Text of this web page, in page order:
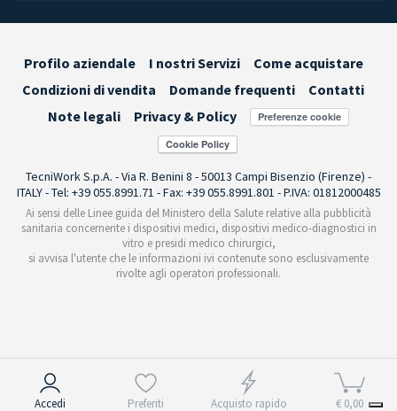
Accedi Preferiti Acquisto rapido € 0,00
Profilo aziendale I nostri Servizi
Come acquistare
Condizioni di vendita
Domande frequenti
Contatti
Note legali
Privacy & Policy Preferenze cookie
TecniWork S.p.A. - Via R. Benini 8 - 50013 Campi Bisenzio (Firenze) -
ITALY - Tel: +39 055.8991.71 - Fax: +39 055.8991.801 - P.IVA: 01812000485
Ai sensi delle Linee guida del Ministero della Salute relative alla pubblicità
sanitaria concernente i dispositivi medici, dispositivi medico-diagnostici in
vitro e presidi medico chirurgici,
si avvisa l'utente che le informazioni ivi contenute sono esclusivamente
rivolte agli operatori professionali.
Informativa sulla raccolta